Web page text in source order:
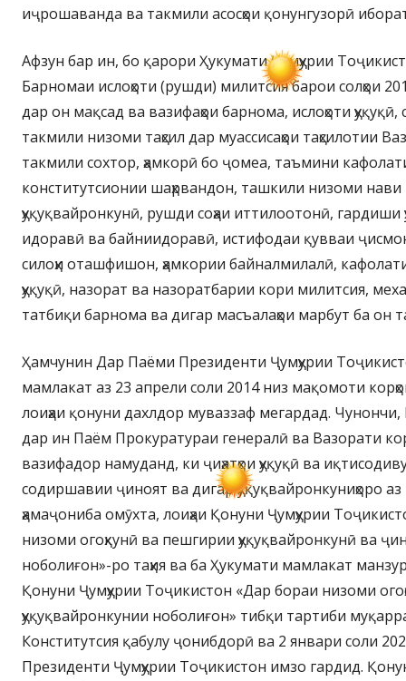
иҷрошаванда ва такмили асосҳои қонунгузорӣ
Афзун бар ин, бо қарори Ҳукумати Ҷумҳурии
Барномаи ислоҳоти (рушди) милитсия барои солҳои
дар он мақсад ва вазифаҳои барнома, ислоҳоти ҳуқуқӣ,
такмили низоми таҳсил дар муассисаҳои таҳсилотии
такмили сохтор, ҳамкорӣ бо ҷомеа, таъмини кафолати
конститутсионии шаҳрвандон, ташкили низоми
ҳуқуқвайронкунӣ, рушди соҳаи иттилоотонӣ, гардиши
идоравӣ ва байниидоравӣ, истифодаи қувваи
силоҳи оташфишон, ҳамкории байналмилалӣ,
ҳуқуқӣ, назорат ва назоратбарии кори милитсия,
татбиқи барнома ва дигар масъалаҳои марбут ба он
Ҳамчунин Дар Паёми Президенти Ҷумҳурии
мамлакат аз 23 апрели соли 2014 низ мақомоти
лоиҳаи қонуни дахлдор муваззаф мегардад.
дар ин Паём Прокуратураи генералӣ ва Вазорати
вазифадор намуданд, ки ҷиҳатҳои ҳуқуқӣ ва
содиршавии ҷиноят ва дигар ҳуқуқвайронкуниҳоро
ҳамаҷониба омӯхта, лоиҳаи Қонуни Ҷумҳурии
низоми огоҳкунӣ ва пешгирии ҳуқуқвайронкунӣ ва
ноболиғон»-ро таҳия ва ба Ҳукумати мамлакат
Қонуни Ҷумҳурии Тоҷикистон «Дар бораи низоми
ҳуқуқвайронкунии ноболиғон» тибқи тартиби
Конститутсия қабулу ҷонибдорӣ ва 2 январи соли
Президенти Ҷумҳурии Тоҷикистон имзо гардид.